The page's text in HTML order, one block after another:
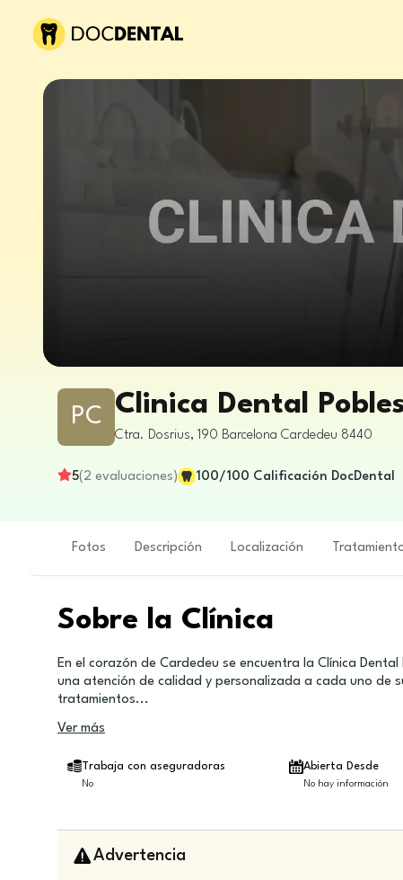
PC Clinica Dental
Ctra. Dosrius, 190 Barcelona Cardedeu 8440
5( 2 evaluaciones) 100/100 Calificación DocDental
Fotos Descripción Localización
Sobre la Clínica
En el corazón de Cardedeu se encuentra la Clínica
una atención de calidad y personalizada a cada uno de
tratamientos...
Ver más
Trabaja con aseguradoras
No
Abierta Desde
No hay información
Advertencia